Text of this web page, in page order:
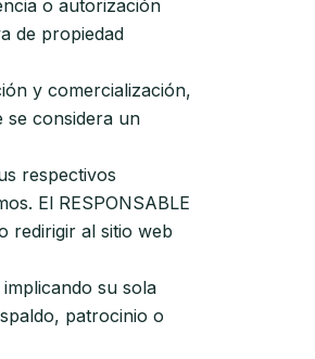
o autorización
de propiedad
y comercialización,
se considera un
respectivos
El RESPONSABLE
redirigir al sitio web
su sola
patrocinio o